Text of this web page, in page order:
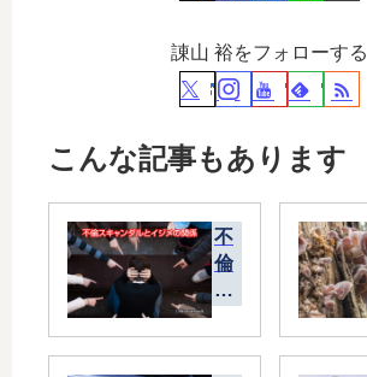
諌山 裕をフォローする
こんな記事もあります
不
倫
ス
ャ